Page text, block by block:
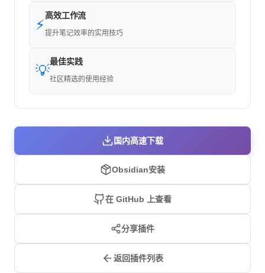
⚡
高效工作流
提升笔记效率的实用技巧
💡
最佳实践
社区精选的使用经验
国内高速下载
Obsidian安装
在 GitHub 上查看
分享插件
返回插件列表